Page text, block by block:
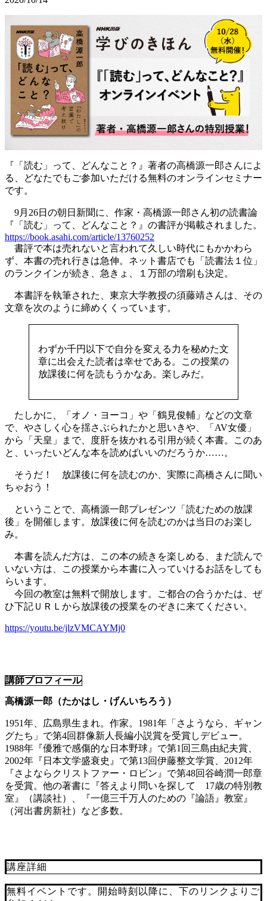
『「読む」って、どんなこと？』著者の高橋源一郎さんによ
る、どなたでもご参加いただける無料のオンラインセミナー
です。
9月26日の朝日新聞に、作家・高橋源一郎さん初の読書論
『「読む」って、どんなこと？』の書評が掲載されました。
https://book.asahi.com/article/13760252
書評で本は売れないと言われて久しい時代にもかかわら
ず、本書の売れ行きは急伸。ネット書店でも「読書法１位」
のランクインが続き、急きょ、１万部の増刷も決定。
本書評を執筆された、東京大学教授の須藤靖さんは、その
文章を次のように締めくくっています。
わずか千円以下で自分を変える力を秘めた文
章に出会えた読者は幸せである。この授業の
放課後に何を読もうかなあ。楽しみだ。
たしかに、「オノ・ヨーコ」や「鶴見俊輔」などの文章
で、やさしく心を揺さぶられたかと思いきや、「AV女優」
から「天皇」まで、度肝を抜かれる引用が続く本書。このあ
と、いったいどんな本を読めばいいのだろうか……。
そうだ！ 放課後に何を読むのか、実際に高橋さんに聞い
ちゃおう！
ということで、高橋源一郎プレゼンツ「読むための放課
後」を開催します。放課後に何を読むのかは当日のお楽し
み。
本書を読んだ方は、この本の続きを楽しめる、まだ読んで
いない方は、この授業から本書に入っていけるお話をしても
らいます。
今回の教室は無料で開放します。ご都合の合うかたは、ぜ
ひ下記ＵＲＬから放課後の授業をのぞきに来てください。
https://youtu.be/jlzVMCAYMj0
講師プロフィール
高橋源一郎（たかはし・げんいちろう）
1951年、広島県生まれ。作家。1981年「さようなら、ギャン
グたち」で第4回群像新人長編小説賞を受賞しデビュー。
1988年『優雅で感傷的な日本野球』で第1回三島由紀夫賞、
2002年『日本文学盛衰史』で第13回伊藤整文学賞、2012年
『さよならクリストファー・ロビン』で第48回谷崎潤一郎章
を受賞。他の著書に『答えより問いを探して 17歳の特別教
室』（講談社）、『一億三千万人のための『論語』教室』
（河出書房新社）など多数。
講座詳細
無料イベントです。開始時刻以降に、下のリンクよりご